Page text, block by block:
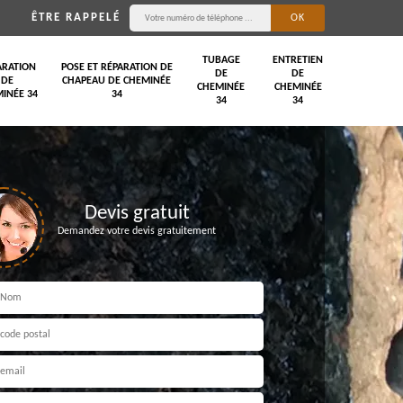
ÊTRE RAPPELÉ
DE
34
POSE ET RÉPARATION DE
CHAPEAU DE CHEMINÉE
34
TUBAGE
DE
CHEMINÉE
34
ENTRETIEN
DE
CHEMINÉE
34
Devis gratuit
Demandez votre devis gratuitement